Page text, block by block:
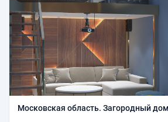
Московская область. Загородный